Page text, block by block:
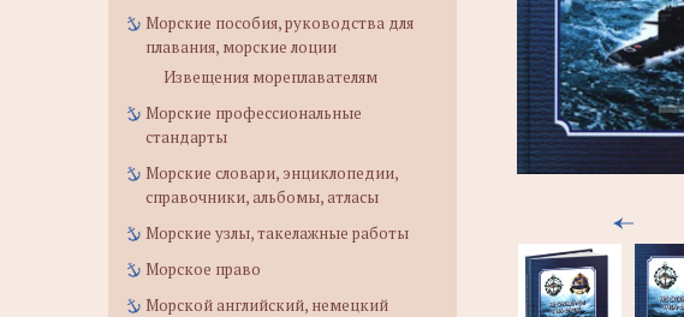
Морские пособия, руководства для
плавания, морские лоции
Извещения мореплавателям
Морские профессиональные
стандарты
Морские словари, энциклопедии,
справочники, альбомы, атласы
Морские узлы, такелажные работы
Морское право
Морской английский, немецкий